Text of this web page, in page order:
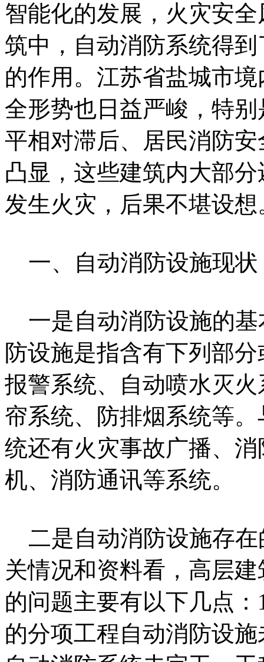
智能化的发展，火灾安
筑中，自动消防系统得
的作用。江苏省盐城市
全形势也日益严峻，特
平相对滞后、居民消防
凸显，这些建筑内大部
发生火灾，后果不堪设想
一、自动消防设施现状
一是自动消防设施的基
防设施是指含有下列部
报警系统、自动喷水灭
帘系统、防排烟系统等
统还有火灾事故广播、
机、消防通讯等系统。
二是自动消防设施存在
关情况和资料看，高层
的问题主要有以下几点
的分项工程自动消防设